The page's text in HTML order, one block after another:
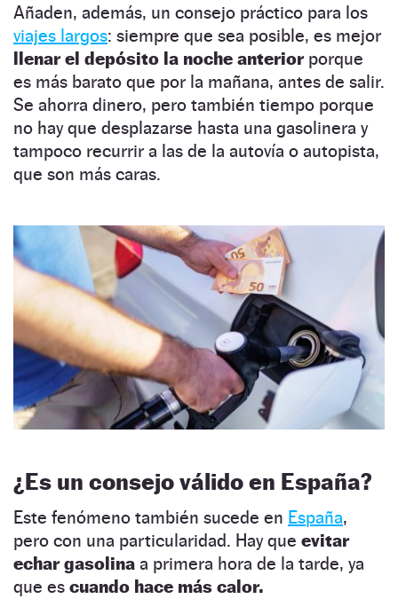
Añaden, además, un consejo práctico para los
viajes largos: siempre que sea posible, es mejor
llenar el depósito la noche anterior porque
es más barato que por la mañana, antes de salir.
Se ahorra dinero, pero también tiempo porque
no hay que desplazarse hasta una gasolinera y
tampoco recurrir a las de la autovía o autopista,
que son más caras.
¿Es un consejo válido en España?
Este fenómeno también sucede en España,
pero con una particularidad. Hay que evitar
echar gasolina a primera hora de la tarde, ya
que es cuando hace más calor.